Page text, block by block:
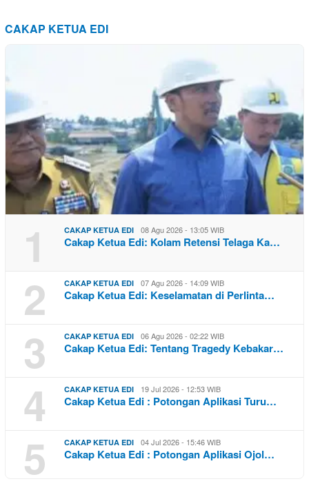
CAKAP KETUA EDI
1 CAKAP KETUA EDI 08 Agu 2026 - 13:05 WIB
Cakap Ketua Edi: Kolam Retensi Telaga Ka…
2 CAKAP KETUA EDI 07 Agu 2026 - 14:09 WIB
Cakap Ketua Edi: Keselamatan di Perlinta…
3 CAKAP KETUA EDI 06 Agu 2026 - 02:22 WIB
Cakap Ketua Edi: Tentang Tragedy Kebakar…
4 CAKAP KETUA EDI 19 Jul 2026 - 12:53 WIB
Cakap Ketua Edi : Potongan Aplikasi Turu…
5 CAKAP KETUA EDI 04 Jul 2026 - 15:46 WIB
Cakap Ketua Edi : Potongan Aplikasi Ojol…